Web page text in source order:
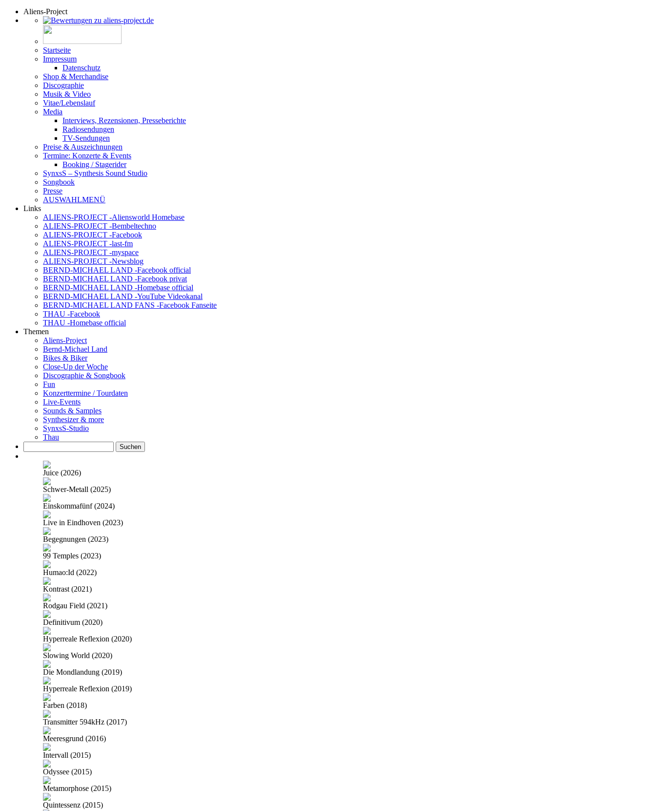
Aliens-Project
Startseite
Impressum
Datenschutz
Shop & Merchandise
Discographie
Musik & Video
Vitae/Lebenslauf
Media
Interviews, Rezensionen, Presseberichte
Radiosendungen
TV-Sendungen
Preise & Auszeichnungen
Termine: Konzerte & Events
Booking / Stagerider
SynxsS – Synthesis Sound Studio
Songbook
Presse
AUSWAHLMENÜ
Links
ALIENS-PROJECT -Aliensworld Homebase
ALIENS-PROJECT -Bembeltechno
ALIENS-PROJECT -Facebook
ALIENS-PROJECT -last-fm
ALIENS-PROJECT -myspace
ALIENS-PROJECT -Newsblog
BERND-MICHAEL LAND -Facebook official
BERND-MICHAEL LAND -Facebook privat
BERND-MICHAEL LAND -Homebase official
BERND-MICHAEL LAND -YouTube Videokanal
BERND-MICHAEL LAND FANS -Facebook Fanseite
THAU -Facebook
THAU -Homebase official
Themen
Aliens-Project
Bernd-Michael Land
Bikes & Biker
Close-Up der Woche
Discographie & Songbook
Fun
Konzerttermine / Tourdaten
Live-Events
Sounds & Samples
Synthesizer & more
SynxsS-Studio
Thau
nach:
Juice (2026)
Schwer-Metall (2025)
Einskommafünf (2024)
Live in Eindhoven (2023)
Begegnungen (2023)
99 Temples (2023)
Humao:Id (2022)
Kontrast (2021)
Rodgau Field (2021)
Definitivum (2020)
Hyperreale Reflexion (2020)
Slowing World (2020)
Die Mondlandung (2019)
Hyperreale Reflexion (2019)
Farben (2018)
Transmitter 594kHz (2017)
Meeresgrund (2016)
Intervall (2015)
Odyssee (2015)
Metamorphose (2015)
Quintessenz (2015)